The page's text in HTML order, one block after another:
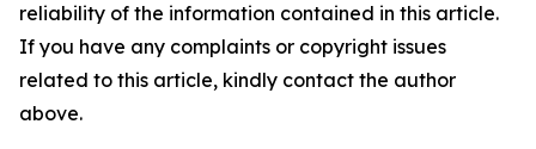
reliability of the information contained in this article.
If you have any complaints or copyright issues
related to this article, kindly contact the author
above.